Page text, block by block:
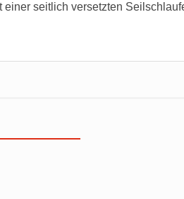
einer seitlich versetzten